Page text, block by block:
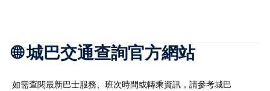
🌐 城巴交通查詢官方網站
如需查閱最新巴士服務、班次時間或轉乘資訊，請參考城巴